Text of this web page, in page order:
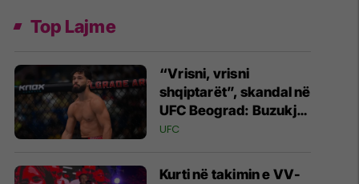
Top Lajme
“Vrisni, vrisni
shqiptarët”, skandal në
UFC Beograd: Buzukja
u përball me thirrje
tribunat
UFC
Kurti në takimin e VV-